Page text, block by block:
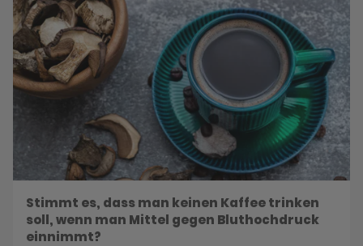
Stimmt es, dass man keinen Kaffee trinken
soll, wenn man Mittel gegen Bluthochdruck
einnimmt?